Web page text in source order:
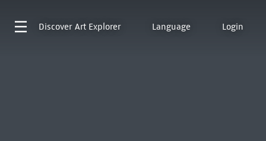
Discover Art Explorer Language Login